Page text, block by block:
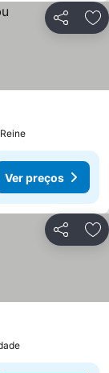
Partilhar
Ver preços
Partilhar